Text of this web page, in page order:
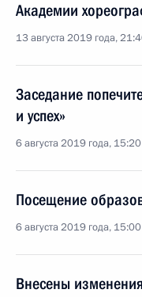
Академии
13 августа 2019 года,
Заседание
и успех»
6 августа 2019 года, 15:20
Посещение
6 августа 2019 года, 15:00
Внесены